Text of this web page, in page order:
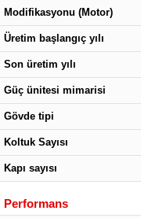
Modifikasyonu (Motor)
Üretim başlangıç yılı
Son üretim yılı
Güç ünitesi mimarisi
Gövde tipi
Koltuk Sayısı
Kapı sayısı
Performans